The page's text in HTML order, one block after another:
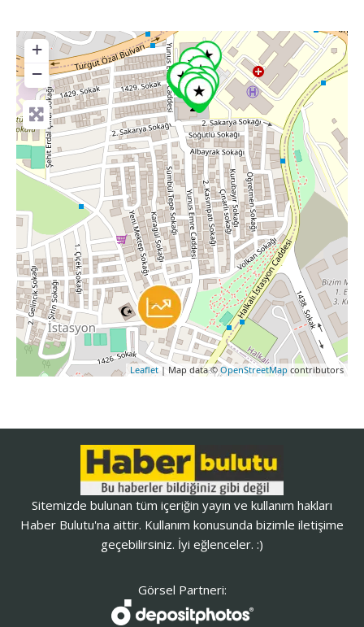
+
−
Leaflet | Map data © OpenStreetMap contributors
Sitemizde bulunan tüm içeriğin yayın ve kullanım hakları
Haber Bulutu'na aittir. Kullanım konusunda bizimle iletişime
geçebilirsiniz. İyi eğlenceler. :)
Görsel Partneri: